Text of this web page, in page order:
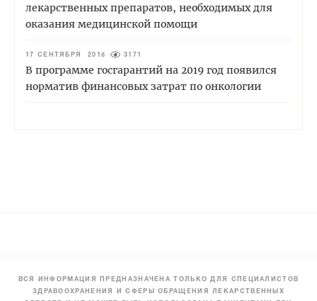
лекарственных препаратов, необходимых для
оказания медицинской помощи
17 СЕНТЯБРЯ 2018 3171
В программе госгарантий на 2019 год появился
норматив финансовых затрат по онкологии
ВСЯ ИНФОРМАЦИЯ ПРЕДНАЗНАЧЕНА ТОЛЬКО ДЛЯ СПЕЦИАЛИСТОВ
ЗДРАВООХРАНЕНИЯ И СФЕРЫ ОБРАЩЕНИЯ ЛЕКАРСТВЕННЫХ